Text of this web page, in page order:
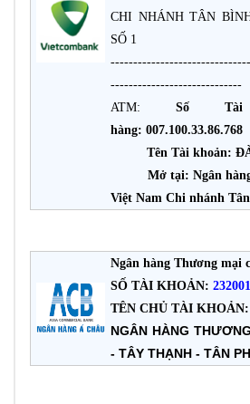
CHI NHÁNH TÂN
SỐ 1
-----------------------------
ATM: Số Tài
hàng: 007.100.33.86.768
Tên Tài khoản:
Mở tại: Ngân hàng
Việt Nam Chi nhánh
Ngân hàng Thương mại
SỐ TÀI KHOẢN:
TÊN CHỦ TÀI KHOẢN:
NGÂN HÀNG
- TÂY THẠNH - TÂN